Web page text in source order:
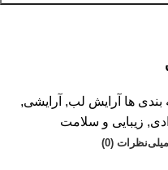
بندی ها آرایش لب, آرایشی,
, زیبایی و سلامت
نظرات (0)